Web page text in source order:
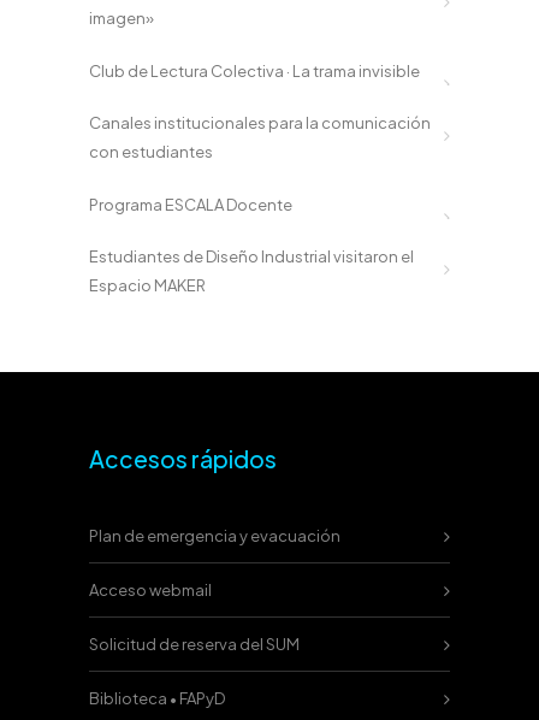
imagen»
Club de Lectura Colectiva · La trama invisible
Canales institucionales para la comunicación
con estudiantes
Programa ESCALA Docente
Estudiantes de Diseño Industrial visitaron el
Espacio MAKER
Accesos rápidos
Plan de emergencia y evacuación
Acceso webmail
Solicitud de reserva del SUM
Biblioteca • FAPyD